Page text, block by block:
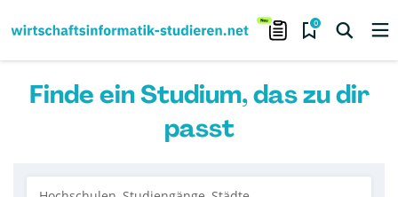
0
Finde ein Studium, das zu dir
passt